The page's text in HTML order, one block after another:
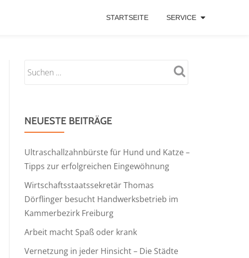
STARTSEITE SERVICE
NEUESTE BEITRÄGE
Ultraschallzahnbürste für Hund und Katze –
Tipps zur erfolgreichen Eingewöhnung
Wirtschaftsstaatssekretär Thomas
Dörflinger besucht Handwerksbetrieb im
Kammerbezirk Freiburg
Arbeit macht Spaß oder krank
Vernetzung in jeder Hinsicht – Die Städte